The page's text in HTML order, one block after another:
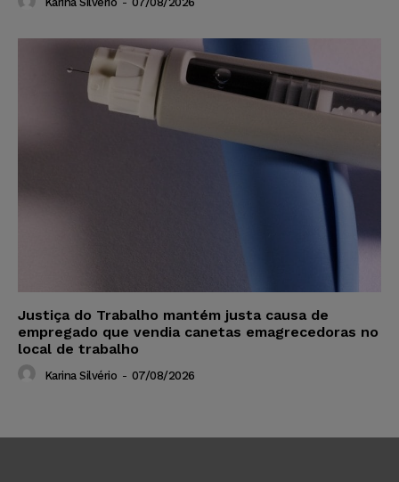
Justiça do Trabalho mantém justa causa de
empregado que vendia canetas emagrecedoras no
local de trabalho
Karina Silvério - 07/08/2026